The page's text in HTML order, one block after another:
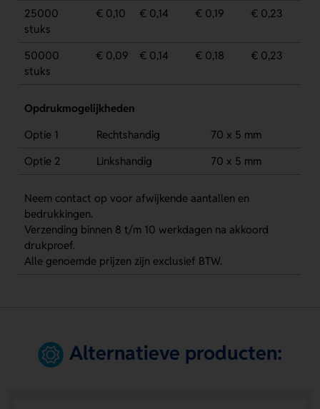
25000
stuks
€ 0,10 € 0,14 € 0,19 € 0,23
50000
stuks
€ 0,09 € 0,14 € 0,18 € 0,23
Opdrukmogelijkheden
Optie 1
Rechtshandig
70 x 5 mm
Optie 2
Linkshandig 70 x 5 mm
Neem contact op voor afwijkende aantallen en
bedrukkingen.
Verzending binnen 8 t/m 10 werkdagen na akkoord
drukproef.
Alle genoemde prijzen zijn exclusief BTW.
Alternatieve producten: